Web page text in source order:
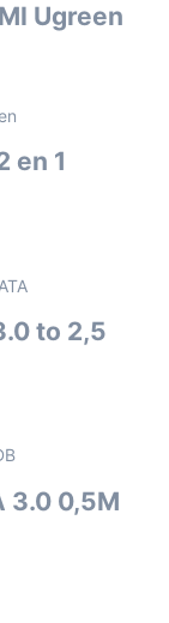
Ugreen
en 1
to 2,5
3.0 0,5M